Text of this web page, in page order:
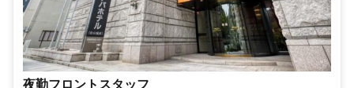
夜勤フロントスタッフ